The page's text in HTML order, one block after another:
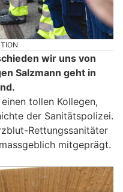
wir uns von
Salzmann geht in
tollen Kollegen,
der Sanitätspolizei.
Rettungssanitäter
mitgeprägt.